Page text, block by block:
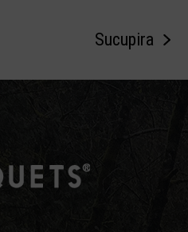
next
post:
Sucupira